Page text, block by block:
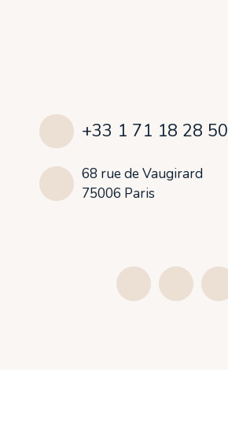
+33 1 71 18 28 50
68 rue de Vaugirard
75006 Paris